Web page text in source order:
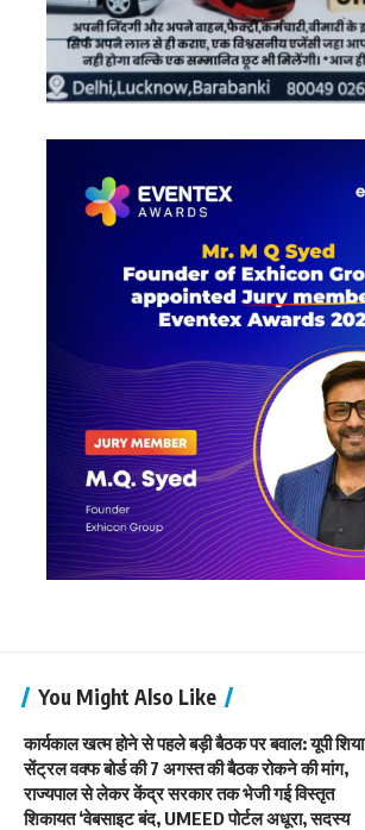
You Might Also Like
कार्यकाल खत्म होने से पहले बड़ी बैठक पर बवाल: यूपी शिया
सेंट्रल वक्फ बोर्ड की 7 अगस्त की बैठक रोकने की मांग,
राज्यपाल से लेकर केंद्र सरकार तक भेजी गई विस्तृत
शिकायत ‘वेबसाइट बंद, UMEED पोर्टल अधूरा, सदस्य